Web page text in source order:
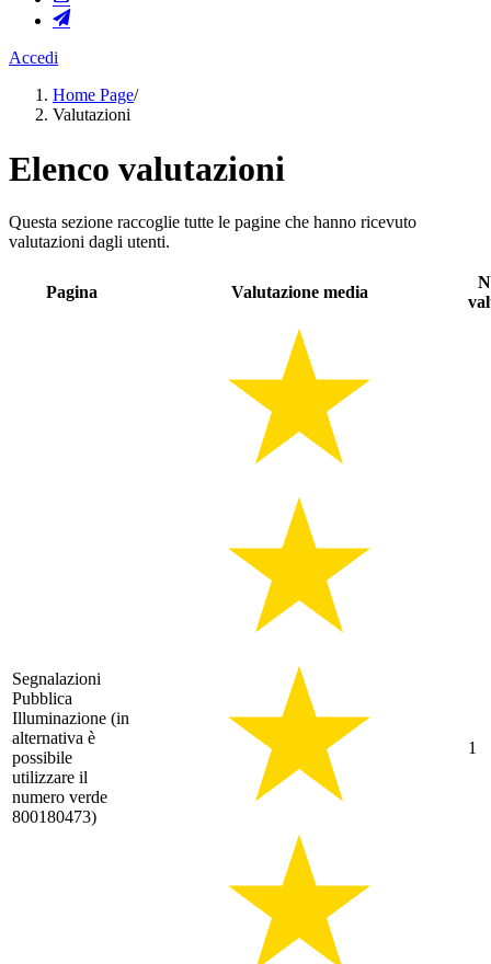
Accedi
Home Page/
Valutazioni
Elenco valutazioni
Questa sezione raccoglie tutte le pagine che hanno ricevuto
valutazioni dagli utenti.
Pagina Valutazione media
Segnalazioni
Pubblica
Illuminazione (in
alternativa è
possibile
utilizzare il
numero verde
800180473)
1